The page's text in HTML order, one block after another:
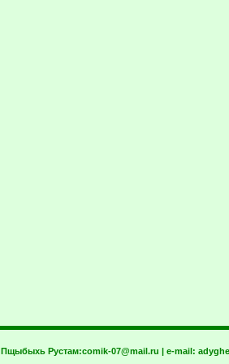
Пщыбыхь Рустам:comik-07@mail.ru | e-mail: